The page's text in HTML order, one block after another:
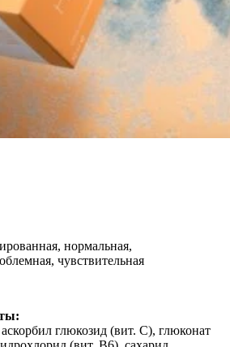
нормальная,
чувствительная
глюкозид (вит. С), глюконат